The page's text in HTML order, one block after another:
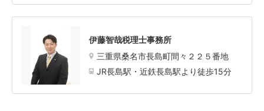
伊藤智哉税理士事務所
三重県桑名市長島町間々２２５番地
JR長島駅・近鉄長島駅より徒歩15分